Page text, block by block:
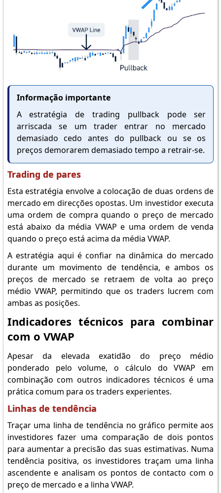
Informação importante
A estratégia de trading pullback pode ser
arriscada se um trader entrar no mercado
demasiado cedo antes do pullback ou se os
preços demorarem demasiado tempo a retrair-se.
Trading de pares
Esta estratégia envolve a colocação de duas ordens de
mercado em direcções opostas. Um investidor executa
uma ordem de compra quando o preço de mercado
está abaixo da média VWAP e uma ordem de venda
quando o preço está acima da média VWAP.
A estratégia aqui é confiar na dinâmica do mercado
durante um movimento de tendência, e ambos os
preços de mercado se retraem de volta ao preço
médio VWAP, permitindo que os traders lucrem com
ambas as posições.
Indicadores técnicos para combinar
com o VWAP
Apesar da elevada exatidão do preço médio
ponderado pelo volume, o cálculo do VWAP em
combinação com outros indicadores técnicos é uma
prática comum para os traders experientes.
Linhas de tendência
Traçar uma linha de tendência no gráfico permite aos
investidores fazer uma comparação de dois pontos
para aumentar a precisão das suas estimativas. Numa
tendência positiva, os investidores traçam uma linha
ascendente e analisam os pontos de contacto com o
preço de mercado e a linha VWAP.